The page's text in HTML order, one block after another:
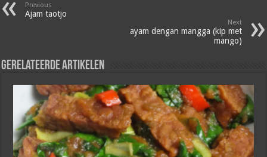
Previous
Ajam taotjo
Next
ayam dengan mangga (kip met
mango)
Gerelateerde artikelen